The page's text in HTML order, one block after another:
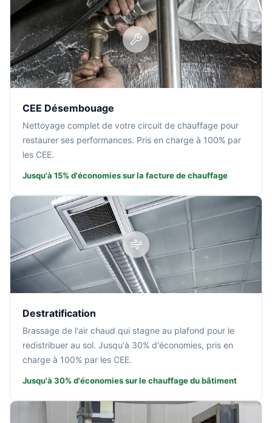
CEE Désembouage
Nettoyage complet de votre circuit de chauffage pour
restaurer ses performances. Pris en charge à 100% par
les CEE.
Jusqu'à 15% d'économies sur la facture de chauffage
Destratification
Brassage de l'air chaud qui stagne au plafond pour le
redistribuer au sol. Jusqu'à 30% d'économies, pris en
charge à 100% par les CEE.
Jusqu'à 30% d'économies sur le chauffage du bâtiment